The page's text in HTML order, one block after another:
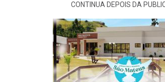
CONTINUA DEPOIS DA